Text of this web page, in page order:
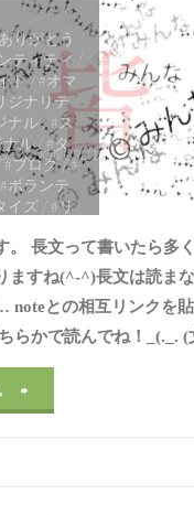
シ？"
わ
る
か"
グ
ア
フ
ィ
リ
エ
イ
りがとう
ティティ /
ト/ #オマ
ジナリテ
ナル/#ス
ル/ #タ
#ブログ/#
#ボランテ
イズ
#リ
/#宣伝
/#感謝/
/ #社会貢献
作権/#貢
/#金儲け
1
長文って書いたら多
ますね(^-^)長文は読ま
noteとの相互リンクを
らかで読んでね！_(._. (
"【天